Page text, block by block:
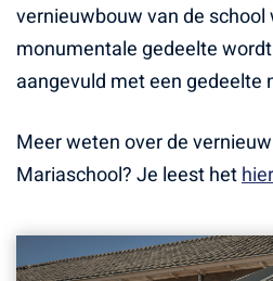
vernieuwbouw van de school
monumentale gedeelte
aangevuld met een gedeelte
Meer weten over de
Mariaschool? Je leest hethier